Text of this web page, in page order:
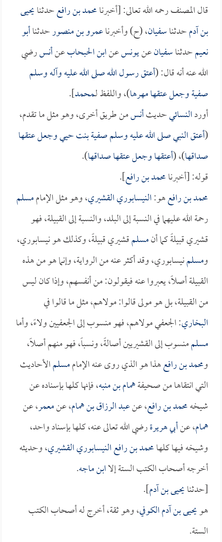
قال المصنف رحمه الله تعالى: [أخبرنامحمد بن رافعحدثنايحيى
بن آدمحدثناسفيان، (ح) وأخبرناعمرو بن منصورحدثناأبو
نعيمحدثناسفيانعنيونسعنابن الحبحابعنأنسرضي
الله عنه أنه قال: (أعتق رسول الله صلى الله عليه وآله وسلم
صفيةوجعل عتقها مهرها)، واللفظ لـمحمد].
أوردالنسائيحديثأنسمن طريق أخرى، وهو مثل ما تقدم،
(أعتق النبي صلى الله عليه وسلمصفية بنت حييوجعل عتقها
صداقها)، (أعتقها وجعل عتقها صداقها).
قوله: [أخبرنامحمد بن رافع].
محمد بن رافعهو:النيسابوري القشيري، وهو مثل الإماممسلم
رحمة الله عليهما في النسبة إلى البلد، والنسبة إلى القبيلة، فهو
قشيري قبيلةً كما أنمسلمقشيري قبيلةً، وكذلك هو نيسابوري،
ومسلمنيسابوري، وقد أكثر عنه من الرواية، وإنما هو من هذه
القبيلة أصلاً، يعبروا عنه فيقولون: من أنفسهم، وإذا كان ليس
من القبيلة، بل هو مولى قالوا: مولاهم، مثل ما قالوا في
البخاري: الجعفي مولاهم، فهو منسوب إلى الجعفيين ولاءً، وأما
مسلممنسوب إلى القشيريين أصالةً، ونسباً، فهو منهم أصلاً،
ومحمد بن رافعهذا هو الذي روى عنه الإماممسلمالأحاديث
التي انتقاها من صحيفةهمام بن منبه، فإنها كلها بإسناده عن
شيخهمحمد بن رافع، عنعبد الرزاق بن همام، عنمعمر، عن
همام، عنأبي هريرةرضي الله تعالى عنه، كلها بإسناد واحد،
وشيخه فيها كلهامحمد بن رافع النيسابوري القشيري، وحديثه
أخرجه أصحاب الكتب الستة إلاابن ماجه.
[حدثنايحيى بن آدم].
هويحيى بن آدم الكوفي، وهو ثقة، أخرج له أصحاب الكتب
الستة.